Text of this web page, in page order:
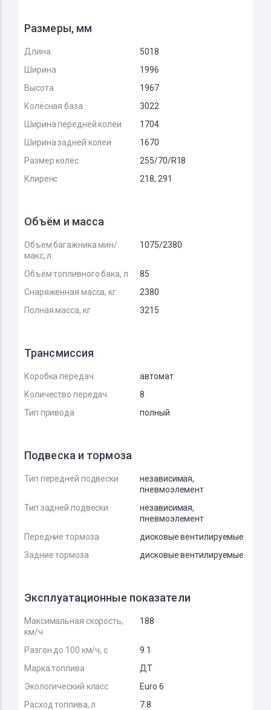
Размеры, мм
Длина
5018
Ширина
1996
Высота
1967
Колёсная база
3022
Ширина передней колеи
1704
Ширина задней колеи
1670
Размер колёс
255/70/R18
Клиренс
218, 291
Объём и масса
Объем багажника мин/
макс, л
1075/2380
Объём топливного бака, л
85
Снаряженная масса, кг
2380
Полная масса, кг
3215
Трансмиссия
Коробка передач
автомат
Количество передач
8
Тип привода
полный
Подвеска и тормоза
Тип передней подвески
независимая,
пневмоэлемент
Тип задней подвески
независимая,
пневмоэлемент
Передние тормоза
дисковые вентилируемые
Задние тормоза
дисковые вентилируемые
Эксплуатационные показатели
Максимальная скорость,
км/ч
188
Разгон до 100 км/ч, с
9.1
Марка топлива
ДТ
Экологический класс
Euro 6
Расход топлива, л
7.8